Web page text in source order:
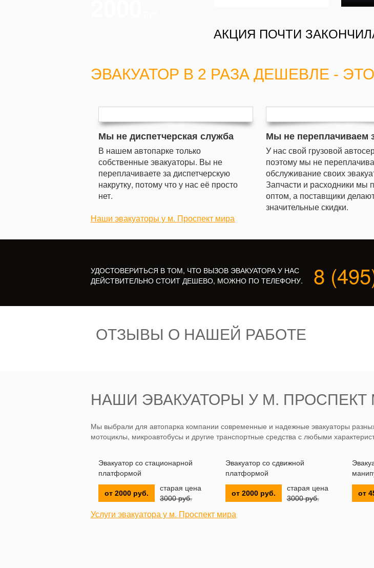
АКЦИЯ ПОЧТИ
ЭВАКУАТОР В 2 РАЗА ДЕШЕВЛЕ -
Мы не диспетчерская служба
В нашем автопарке только
собственные эвакуаторы. Вы не
переплачиваете за диспетчерскую
накрутку, потому что у нас её просто
нет.
Мы не переплачиваем
У нас свой грузовой
поэтому мы не
обслуживание своих
Запчасти и расходники мы
оптом, а поставщики
значительные скидки.
Наши эвакуаторы у м. Проспект мира
УДОСТОВЕРИТЬСЯ В ТОМ, ЧТО ВЫЗОВ ЭВАКУАТОРА У НАС
ДЕЙСТВИТЕЛЬНО СТОИТ ДЕШЕВО, МОЖНО ПО ТЕЛЕФОНУ.
8
ОТЗЫВЫ О НАШЕЙ РАБОТЕ
НАШИ ЭВАКУАТОРЫ У М. ПРОСПЕКТ
Мы выбрали для автопарка компании современные и надежные эвакуаторы
мотоциклы, микроавтобусы и другие транспортные средства с любыми
Эвакуатор со стационарной
платформой
от 2000 руб.
старая цена
3000 руб.
Эвакуатор со сдвижной
платформой
от 2000 руб.
старая цена
3000 руб.
от
Услуги эвакуатора у м. Проспект мира